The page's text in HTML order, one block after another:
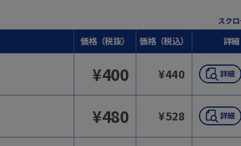
スク
価格（税抜） 価格（税込） 詳
¥400 ¥440
¥480 ¥528